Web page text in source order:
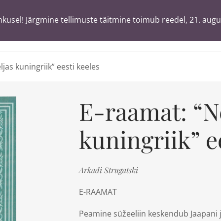
Tä
kuningriik” eesti keeles
E-raamat:
kuningriik”
Arkadi Strugatski
E-RAAMAT
Peamine süžeeliin keskendub
Järgmine tellimuste täitmine toimub reedel, 21.
Järgmine tellimuste täitmine toimub reedel, 21.